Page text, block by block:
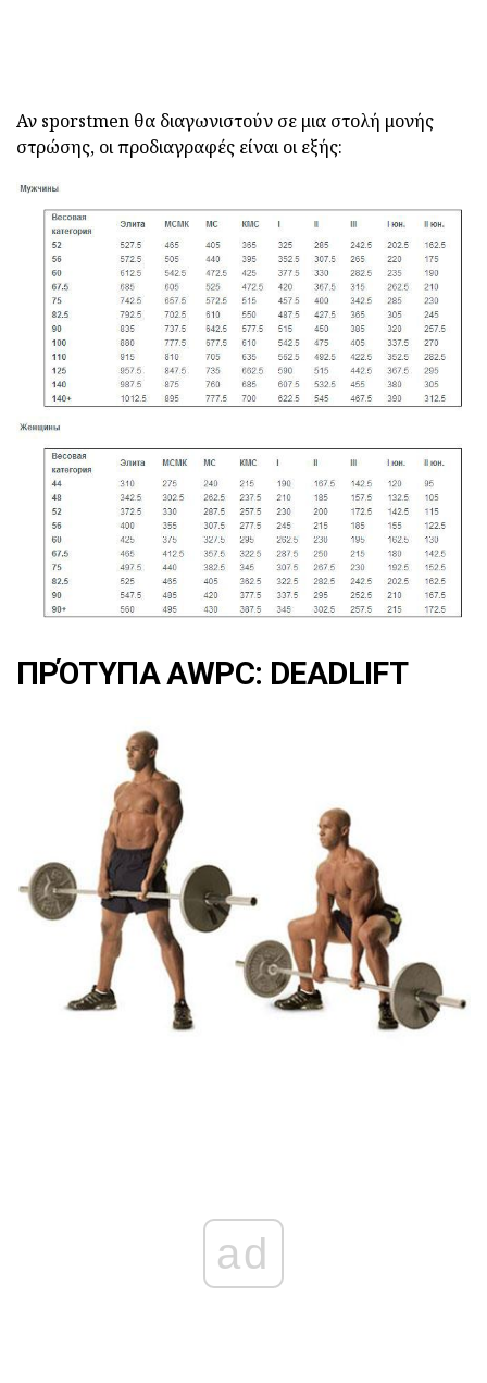
Αν sporstmen θα διαγωνιστούν σε μια στολή μονής
στρώσης, οι προδιαγραφές είναι οι εξής:
ΠΡΌΤΥΠΑ AWPC: DEADLIFT
ad